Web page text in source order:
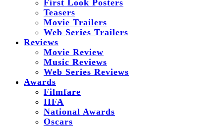
First Look Posters
Teasers
Movie Trailers
Web Series Trailers
Reviews
Movie Review
Music Reviews
Web Series Reviews
Awards
Filmfare
IIFA
National Awards
Oscars